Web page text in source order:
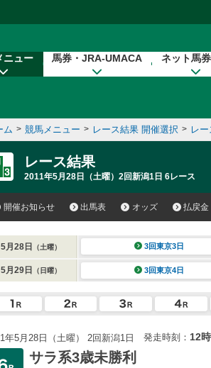
ニュー 馬券・JRA-UMACA ネット馬
ム > 競馬メニュー > レース結果 開催選択 > レ
レース結果
2011年5月28日（土曜）2回新潟1日 6レース
開催お知らせ 出馬表 オッズ 払戻金
5月28日 （土曜） 3回東京3日
5月29日 （日曜） 3回東京4日
年5月28日（土曜） 2回新潟1日 発走時刻： 12
サラ系3歳未勝利